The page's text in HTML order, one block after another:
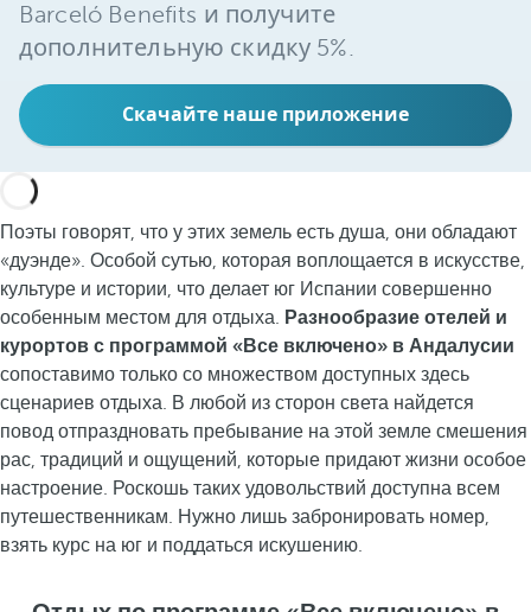
Barceló Benefits и получите
дополнительную скидку 5%.
Скачайте наше приложение
Поэты говорят, что у этих земель есть душа, они обладают
«дуэнде». Особой сутью, которая воплощается в искусстве,
культуре и истории, что делает юг Испании совершенно
особенным местом для отдыха. Разнообразие отелей и
курортов с программой «Все включено» в Андалусии
сопоставимо только со множеством доступных здесь
сценариев отдыха. В любой из сторон света найдется
повод отпраздновать пребывание на этой земле смешения
рас, традиций и ощущений, которые придают жизни особое
настроение. Роскошь таких удовольствий доступна всем
путешественникам. Нужно лишь забронировать номер,
взять курс на юг и поддаться искушению.